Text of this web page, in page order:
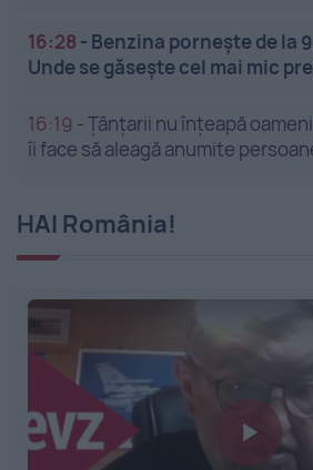
16:28 - Benzina pornește de la
Unde se găsește cel mai mic
16:19 -Țânțarii nu înțeapă
îi face să aleagă anumite
HAI România!